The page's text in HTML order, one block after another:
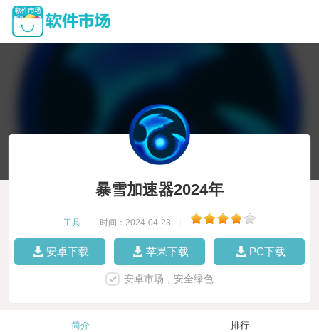
暴雪加速器2024年
工具 时间：2024-04-23
安卓下载 苹果下载 PC下载
安卓市场，安全绿色
简介 排行